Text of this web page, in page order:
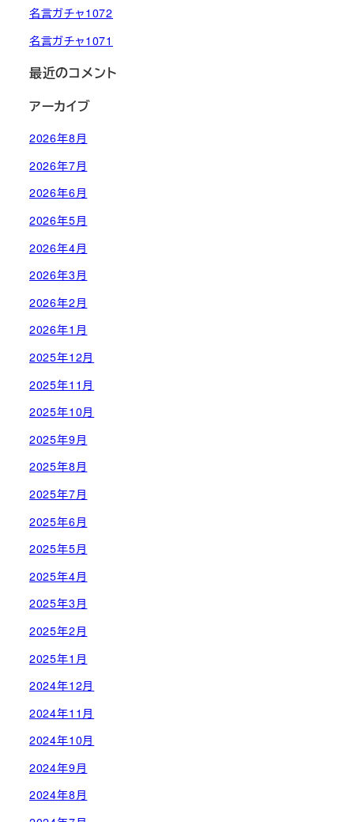
名言ガチャ1072
名言ガチャ1071
最近のコメント
アーカイブ
2026年8月
2026年7月
2026年6月
2026年5月
2026年4月
2026年3月
2026年2月
2026年1月
2025年12月
2025年11月
2025年10月
2025年9月
2025年8月
2025年7月
2025年6月
2025年5月
2025年4月
2025年3月
2025年2月
2025年1月
2024年12月
2024年11月
2024年10月
2024年9月
2024年8月